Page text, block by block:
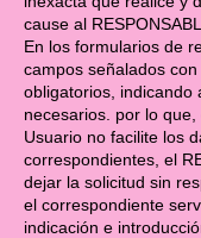
cause al
En los formularios de
campos señalados
obligatorios, indicando
necesarios. por lo
Usuario no facilite los
correspondientes, el
dejar la solicitud sin
el correspondiente
indicación e